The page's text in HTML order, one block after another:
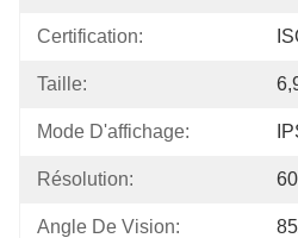
Certification:
Taille:
Mode D'affichage:
Résolution:
Angle De Vision: